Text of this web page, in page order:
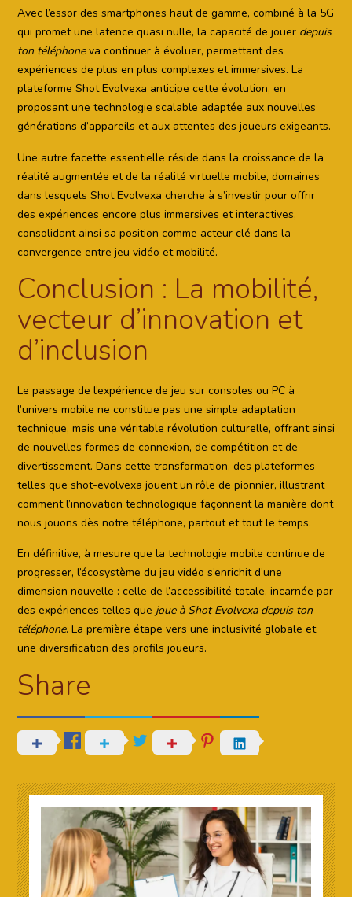
Avec l’essor des smartphones haut de gamme, combiné à la 5G
qui promet une latence quasi nulle, la capacité de jouer depuis
ton téléphoneva continuer à évoluer, permettant des
expériences de plus en plus complexes et immersives. La
plateforme Shot Evolvexa anticipe cette évolution, en
proposant une technologie scalable adaptée aux nouvelles
générations d’appareils et aux attentes des joueurs exigeants.
Une autre facette essentielle réside dans la croissance de la
réalité augmentée et de la réalité virtuelle mobile, domaines
dans lesquels Shot Evolvexa cherche à s’investir pour offrir
des expériences encore plus immersives et interactives,
consolidant ainsi sa position comme acteur clé dans la
convergence entre jeu vidéo et mobilité.
Conclusion : La mobilité,
vecteur d’innovation et
d’inclusion
Le passage de l’expérience de jeu sur consoles ou PC à
l’univers mobile ne constitue pas une simple adaptation
technique, mais une véritable révolution culturelle, offrant ainsi
de nouvelles formes de connexion, de compétition et de
divertissement. Dans cette transformation, des plateformes
telles que shot-evolvexa jouent un rôle de pionnier, illustrant
comment l’innovation technologique façonnent la manière dont
nous jouons dès notre téléphone, partout et tout le temps.
En définitive, à mesure que la technologie mobile continue de
progresser, l’écosystème du jeu vidéo s’enrichit d’une
dimension nouvelle : celle de l’accessibilité totale, incarnée par
des expériences telles que joue à Shot Evolvexa depuis ton
téléphone. La première étape vers une inclusivité globale et
une diversification des profils joueurs.
Share